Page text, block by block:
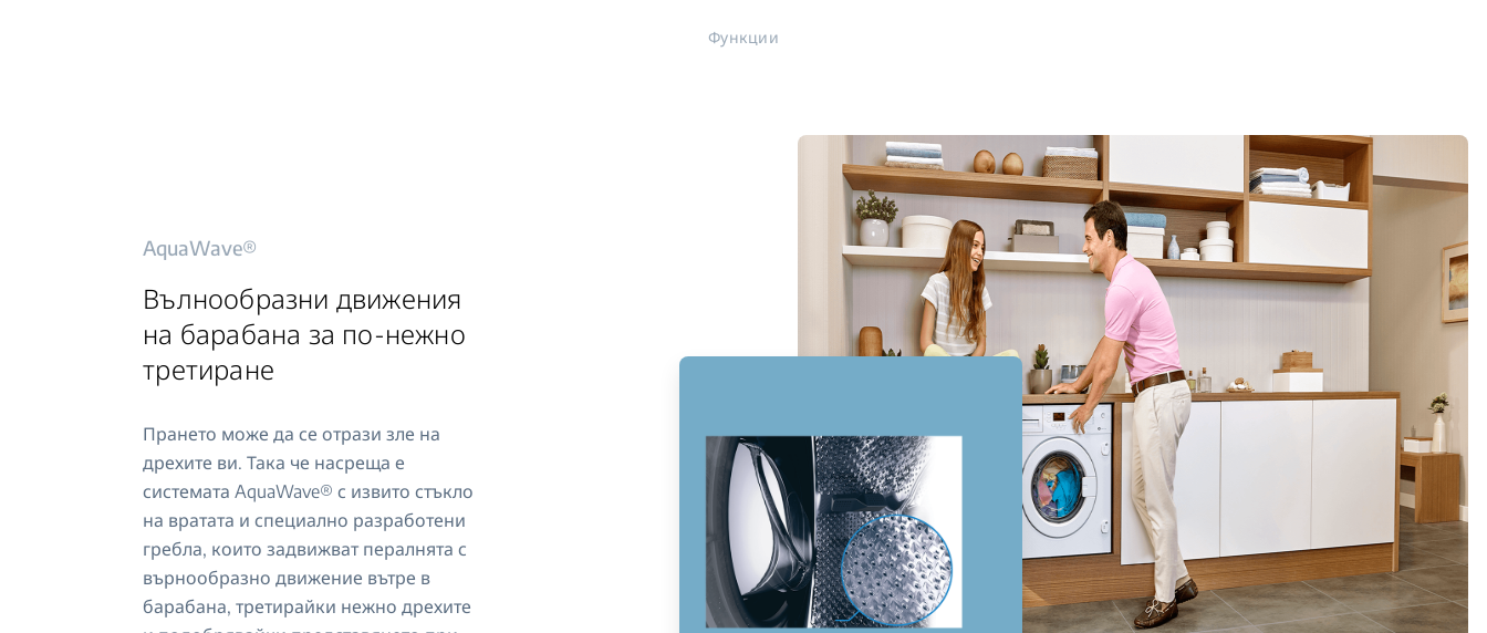
Функции
AquaWave®
Вълнообразни движения
на барабана за по-нежно
третиране
Прането може да се отрази зле на
дрехите ви. Така че насреща е
системата AquaWave® с извито стъкло
на вратата и специално разработени
гребла, които задвижват пералнята с
върнообразно движение вътре в
барабана, третирайки нежно дрехите